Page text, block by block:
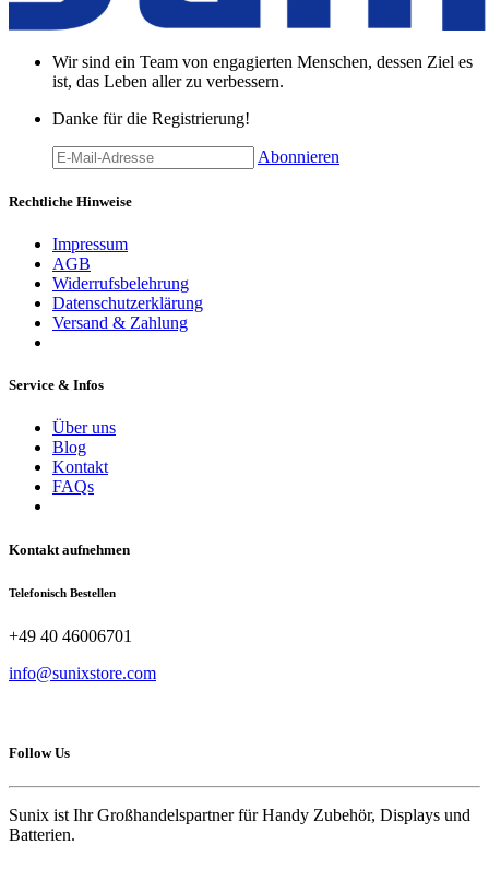
Wir sind ein Team von engagierten Menschen, dessen Ziel es
ist, das Leben aller zu verbessern.
Danke für die Registrierung!
Abonnieren
Rechtliche Hinweise
Impressum
AGB
Widerrufsbelehrung
Datenschutzerklärung
Versand & Zahlung
Service & Infos
Über uns
Blog
Kontakt
FAQs
Kontakt aufnehmen
Telefonisch Bestellen
+49 40 46006701
info@sunixstore.com
Follow Us
Sunix ist Ihr Großhandelspartner für Handy Zubehör, Displays und
Batterien.